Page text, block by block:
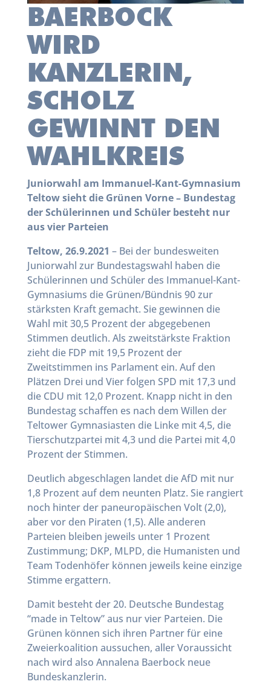
BAERBOCK
WIRD
KANZLERIN,
SCHOLZ
GEWINNT DEN
WAHLKREIS
Juniorwahl am Immanuel-Kant-Gymnasium
Teltow sieht die Grünen Vorne – Bundestag
der Schülerinnen und Schüler besteht nur
aus vier Parteien
Teltow, 26.9.2021 – Bei der bundesweiten
Juniorwahl zur Bundestagswahl haben die
Schülerinnen und Schüler des Immanuel-Kant-
Gymnasiums die Grünen/Bündnis 90 zur
stärksten Kraft gemacht. Sie gewinnen die
Wahl mit 30,5 Prozent der abgegebenen
Stimmen deutlich. Als zweitstärkste Fraktion
zieht die FDP mit 19,5 Prozent der
Zweitstimmen ins Parlament ein. Auf den
Plätzen Drei und Vier folgen SPD mit 17,3 und
die CDU mit 12,0 Prozent. Knapp nicht in den
Bundestag schaffen es nach dem Willen der
Teltower Gymnasiasten die Linke mit 4,5, die
Tierschutzpartei mit 4,3 und die Partei mit 4,0
Prozent der Stimmen.
Deutlich abgeschlagen landet die AfD mit nur
1,8 Prozent auf dem neunten Platz. Sie rangiert
noch hinter der paneuropäischen Volt (2,0),
aber vor den Piraten (1,5). Alle anderen
Parteien bleiben jeweils unter 1 Prozent
Zustimmung; DKP, MLPD, die Humanisten und
Team Todenhöfer können jeweils keine einzige
Stimme ergattern.
Damit besteht der 20. Deutsche Bundestag
“made in Teltow” aus nur vier Parteien. Die
Grünen können sich ihren Partner für eine
Zweierkoalition aussuchen, aller Voraussicht
nach wird also Annalena Baerbock neue
Bundeskanzlerin.